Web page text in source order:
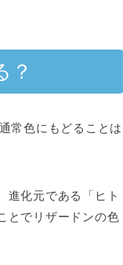
？
通常色にもどることは
進化元である「ヒト
とでリザードンの色